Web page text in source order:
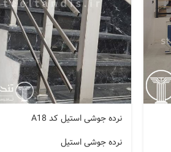
نرده جوشی استیل کد A18
نرده جوشی استیل